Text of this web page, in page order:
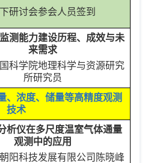
研讨会参会人员签到
测能力建设历程、成效与未
来需求
科学院地理科学与资源研究
所研究员
、浓度、储量等高精度观测
技术
析仪在多尺度温室气体通量
观测中的应用
阳科技发展有限公司 陈晓峰